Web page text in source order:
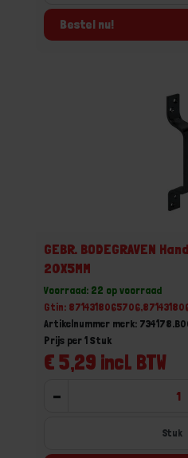
Bestel nu!
GEBR. BODEGRAVEN
20X5MM
Voorraad: 22 op voorraad
Gtin:
Artikelnummer merk:
€ 5,29 incl. BTW
Prijs per 1 Stuk
-